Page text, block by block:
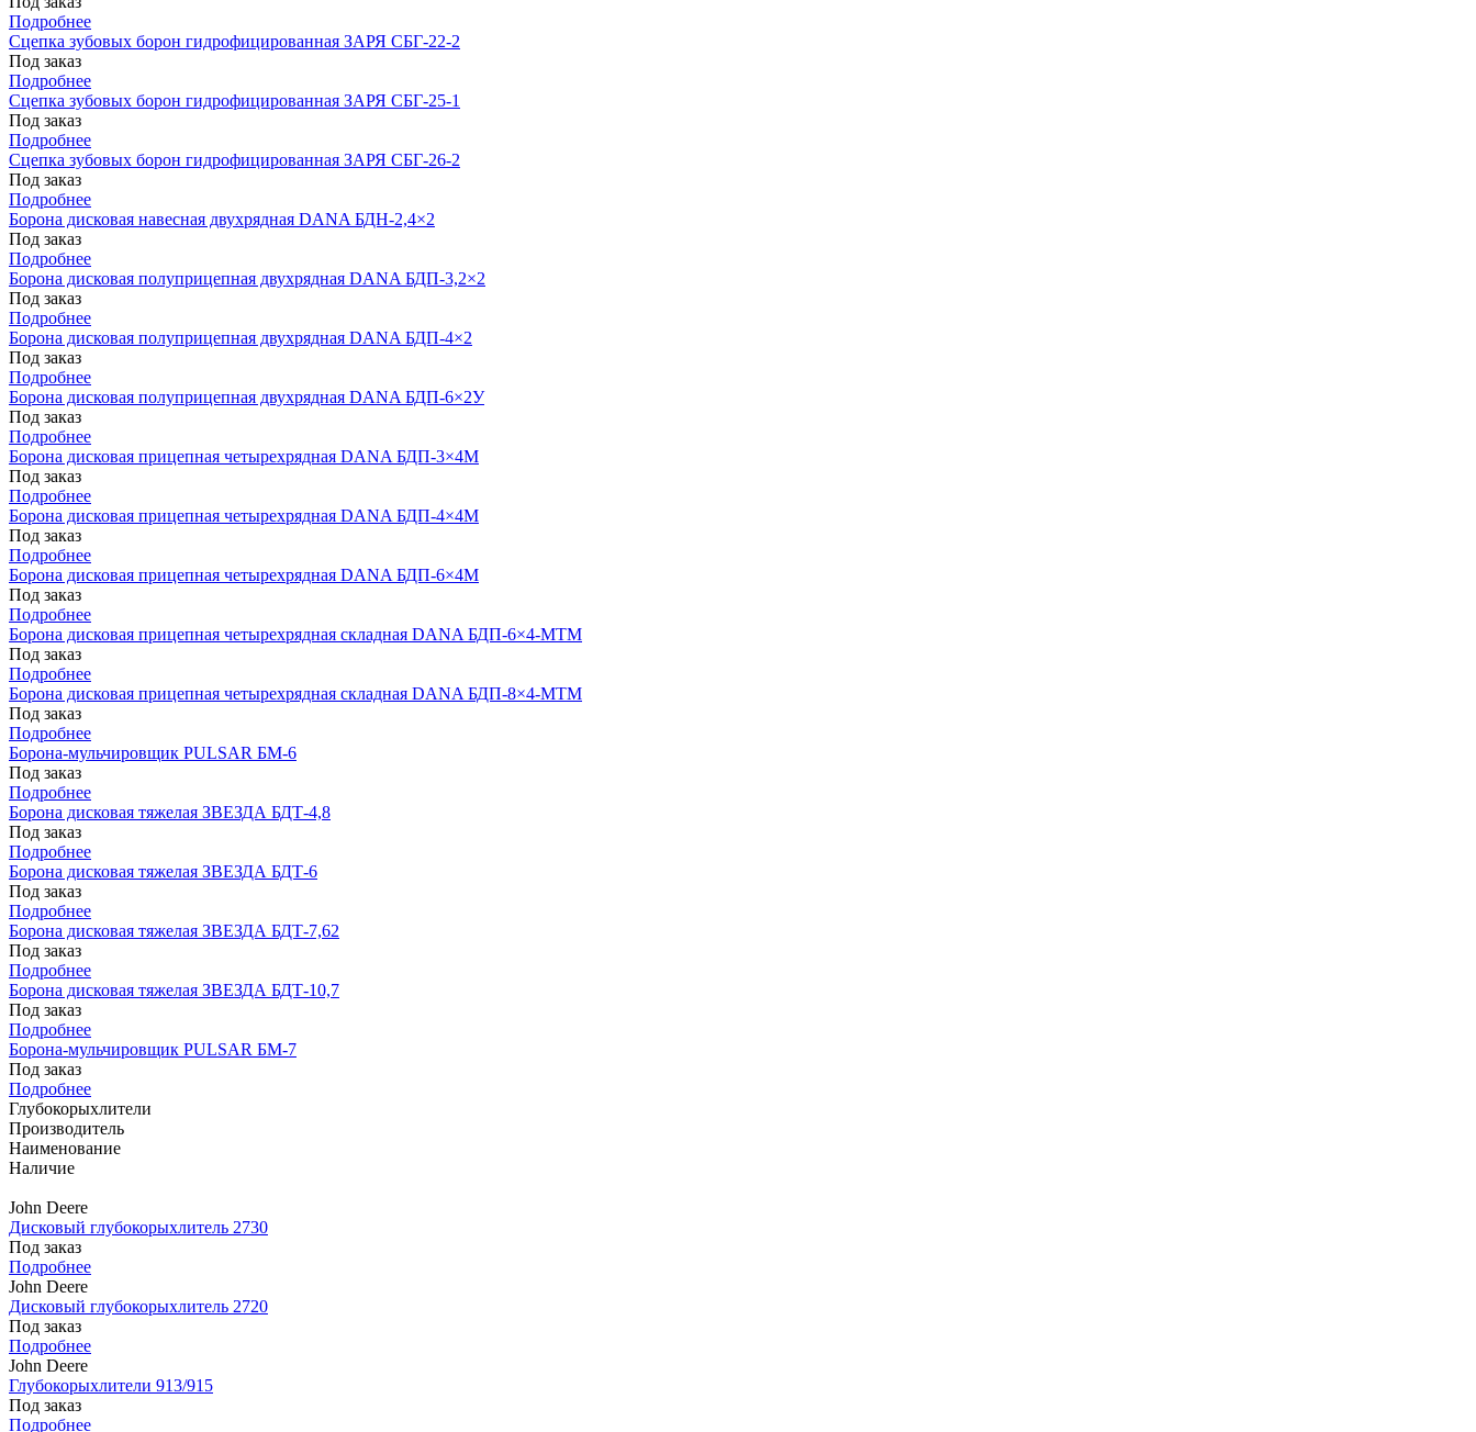
Подробнее
Сцепка зубовых борон гидрофицированная ЗАРЯ СБГ-22-2
Под заказ
Подробнее
Сцепка зубовых борон гидрофицированная ЗАРЯ СБГ-25-1
Под заказ
Подробнее
Сцепка зубовых борон гидрофицированная ЗАРЯ СБГ-26-2
Под заказ
Подробнее
Борона дисковая навесная двухрядная DANA БДН-2,4×2
Под заказ
Подробнее
Борона дисковая полуприцепная двухрядная DANA БДП-3,2×2
Под заказ
Подробнее
Борона дисковая полуприцепная двухрядная DANA БДП-4×2
Под заказ
Подробнее
Борона дисковая полуприцепная двухрядная DANA БДП-6×2У
Под заказ
Подробнее
Борона дисковая прицепная четырехрядная DANA БДП-3×4М
Под заказ
Подробнее
Борона дисковая прицепная четырехрядная DANA БДП-4×4М
Под заказ
Подробнее
Борона дисковая прицепная четырехрядная DANA БДП-6×4М
Под заказ
Подробнее
Борона дисковая прицепная четырехрядная складная DANA БДП-6×4-МТМ
Под заказ
Подробнее
Борона дисковая прицепная четырехрядная складная DANA БДП-8×4-МТМ
Под заказ
Подробнее
Борона-мульчировщик PULSAR БМ-6
Под заказ
Подробнее
Борона дисковая тяжелая ЗВЕЗДА БДТ-4,8
Под заказ
Подробнее
Борона дисковая тяжелая ЗВЕЗДА БДТ-6
Под заказ
Подробнее
Борона дисковая тяжелая ЗВЕЗДА БДТ-7,62
Под заказ
Подробнее
Борона дисковая тяжелая ЗВЕЗДА БДТ-10,7
Под заказ
Подробнее
Борона-мульчировщик PULSAR БМ-7
Под заказ
Подробнее
Глубокорыхлители
Производитель
Наименование
Наличие
John Deere
Дисковый глубокорыхлитель 2730
Под заказ
Подробнее
John Deere
Дисковый глубокорыхлитель 2720
Под заказ
Подробнее
John Deere
Глубокорыхлители 913/915
Под заказ
Подробнее